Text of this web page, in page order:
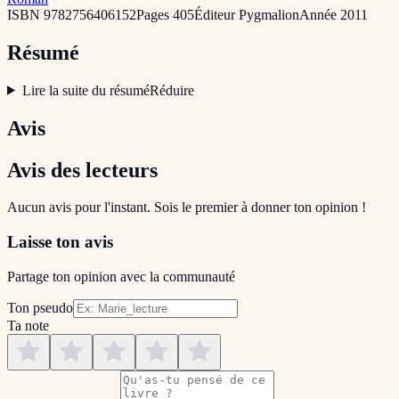
ISBN 9782756406152Pages 405ÉditeurPygmalionAnnée 2011
Résumé
Lire la suite du résuméRéduire
Avis
Avis des lecteurs
Aucun avis pour l'instant. Sois le premier à donner ton opinion !
Laisse ton avis
Partage ton opinion avec la communauté
Ton pseudo
Ta note